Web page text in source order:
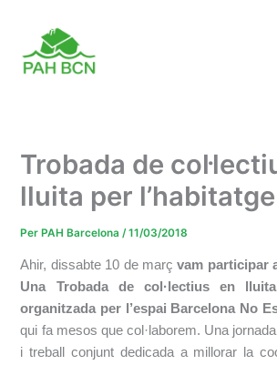
contingut
Trobada de
lluita per l’habitatge
Per PAH Barcelona/11/03/2018
Ahir, dissabte 10 de marçvam participar
Una Trobada de col·lectius en
organitzada per l’espai Barcelona No
qui fa mesos que col·laborem. Una
i treball conjunt dedicada a millorar la